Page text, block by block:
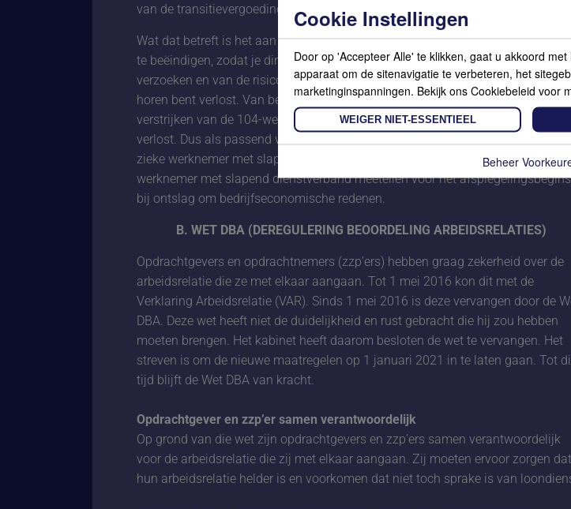
van de transitievergoeding.
Wat dat betreft is het aan te bevelen slapende dienstverbanden per 1 april
te beëindigen, zodat je direct om compensatie van de transitievergoeding kunt
verzoeken en van de risico’s en verplichtingen die bij een slapend
horen bent verlost. Van belang is in dat kader te benadrukken dat je ook na het
verstrijken van de 104-wekentermijn niet van je re-integratieverplichtingen bent
verlost. Dus als passend werk beschikbaar komt, moet je dat aanbieden aan de
zieke werknemer met slapend dienstverband aanbieden. Ook moet je de zieke
werknemer met slapend dienstverband meetellen voor het
bij ontslag om bedrijfseconomische redenen.
B. WET DBA (DEREGULERING BEOORDELING ARBEIDSRELATIES)
Opdrachtgevers en opdrachtnemers (zzp’ers) hebben graag zekerheid over de
arbeidsrelatie die ze met elkaar aangaan. Tot 1 mei 2016 kon dit met de
Verklaring Arbeidsrelatie (VAR). Sinds 1 mei 2016 is deze vervangen door de
DBA. Deze wet heeft niet de duidelijkheid en rust gebracht die hij zou hebben
moeten brengen. Het kabinet heeft daarom besloten de wet te vervangen. Het
streven is om de nieuwe maatregelen op 1 januari 2021 in te laten gaan. Tot
tijd blijft de Wet DBA van kracht.
Opdrachtgever en zzp’er samen verantwoordelijk
Op grond van die wet zijn opdrachtgevers en zzp’ers samen verantwoordelijk
voor de arbeidsrelatie die zij met elkaar aangaan. Zij moeten ervoor zorgen dat
hun arbeidsrelatie helder is en voorkomen dat niet toch sprake is van
Cookie Instellingen
Door op 'Accepteer Alle' te klikken, gaat u akkoord
apparaat om de sitenavigatie te verbeteren, het
marketinginspanningen. Bekijk ons Cookiebeleid voor
WEIGER NIET-ESSENTIEEL
Beheer